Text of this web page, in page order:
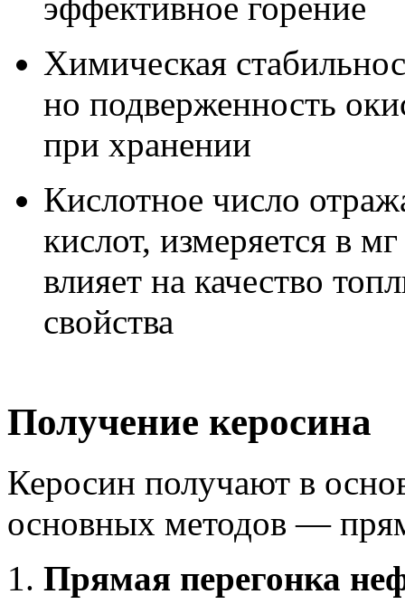
Химическая
но подверженность
при хранении
Кислотное число
кислот, измеряется в
влияет на качество
свойства
Получение керосина
Керосин получают в
основных методов —
Прямая перегонка